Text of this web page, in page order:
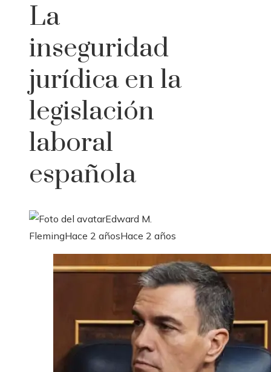
La
inseguridad
jurídica en la
legislación
laboral
española
Edward M.
FlemingHace 2 añosHace 2 años